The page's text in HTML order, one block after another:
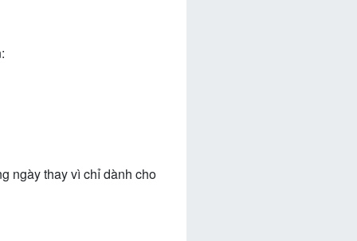
ngày thay vì chỉ dành cho